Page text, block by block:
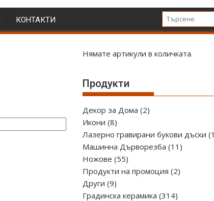
КОНТАКТИ
Нямате артикули в количката.
Продукти
Декор за Дома 22
Икони 88
продукта
Лазерно гравирани букови дъски
Машинна Дърворезба 11 11
Ножове 5555
продукта
Продукти на промоция 22
Други 99
продукта
Градинска керамика 314314